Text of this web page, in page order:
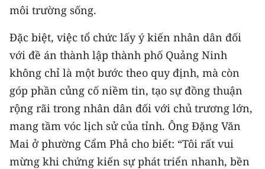
môi trường sống.
Đặc biệt, việc tổ chức lấy ý kiến nhân dân đối
với đề án thành lập thành phố Quảng Ninh
không chỉ là một bước theo quy định, mà còn
góp phần củng cố niềm tin, tạo sự đồng thuận
rộng rãi trong nhân dân đối với chủ trương lớn,
mang tầm vóc lịch sử của tỉnh. Ông Đặng Văn
Mai ở phường Cẩm Phả cho biết: “Tôi rất vui
mừng khi chứng kiến sự phát triển nhanh, bền